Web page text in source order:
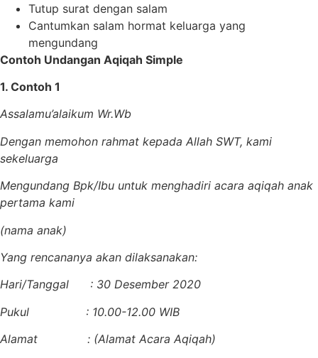
Tutup surat dengan salam
Cantumkan salam hormat keluarga yang
mengundang
Contoh Undangan Aqiqah Simple
1. Contoh 1
Assalamu’alaikum Wr.Wb
Dengan memohon rahmat kepada Allah SWT, kami
sekeluarga
Mengundang Bpk/Ibu untuk menghadiri acara aqiqah anak
pertama kami
(nama anak)
Yang rencananya akan dilaksanakan:
Hari/Tanggal : 30 Desember 2020
Pukul : 10.00-12.00 WIB
Alamat : (Alamat Acara Aqiqah)